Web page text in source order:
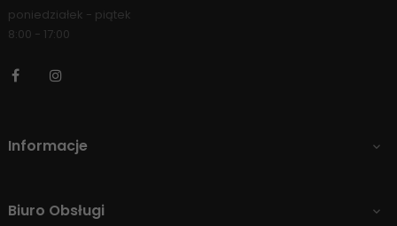
poniedziałek - piątek
8:00 - 17:00
Facebook
Informacje 
Biuro Obsługi 